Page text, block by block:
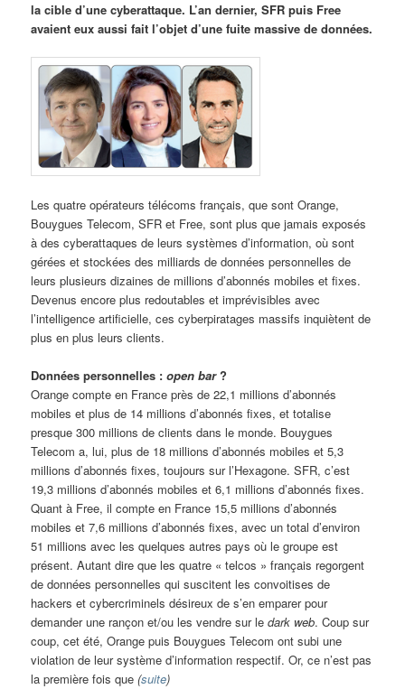
la cible d’une cyberattaque. L’an dernier, SFR puis Free
avaient eux aussi fait l’objet d’une fuite massive de données.
Les quatre opérateurs télécoms français, que sont Orange,
Bouygues Telecom, SFR et Free, sont plus que jamais exposés
à des cyberattaques de leurs systèmes d’information, où sont
gérées et stockées des milliards de données personnelles de
leurs plusieurs dizaines de millions d’abonnés mobiles et fixes.
Devenus encore plus redoutables et imprévisibles avec
l’intelligence artificielle, ces cyberpiratages massifs inquiètent de
plus en plus leurs clients.
Données personnelles :open bar?
Orange compte en France près de 22,1 millions d’abonnés
mobiles et plus de 14 millions d’abonnés fixes, et totalise
presque 300 millions de clients dans le monde. Bouygues
Telecom a, lui, plus de 18 millions d’abonnés mobiles et 5,3
millions d’abonnés fixes, toujours sur l’Hexagone. SFR, c’est
19,3 millions d’abonnés mobiles et 6,1 millions d’abonnés fixes.
Quant à Free, il compte en France 15,5 millions d’abonnés
mobiles et 7,6 millions d’abonnés fixes, avec un total d’environ
51 millions avec les quelques autres pays où le groupe est
présent. Autant dire que les quatre « telcos » français regorgent
de données personnelles qui suscitent les convoitises de
hackers et cybercriminels désireux de s’en emparer pour
demander une rançon et/ou les vendre sur ledark web. Coup sur
coup, cet été, Orange puis Bouygues Telecom ont subi une
violation de leur système d’information respectif. Or, ce n’est pas
la première fois que(suite)